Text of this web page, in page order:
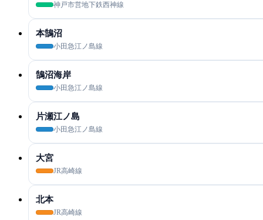
神戸市営地下鉄西神線
本鵠沼
小田急江ノ島線
鵠沼海岸
小田急江ノ島線
片瀬江ノ島
小田急江ノ島線
大宮
JR高崎線
北本
JR高崎線